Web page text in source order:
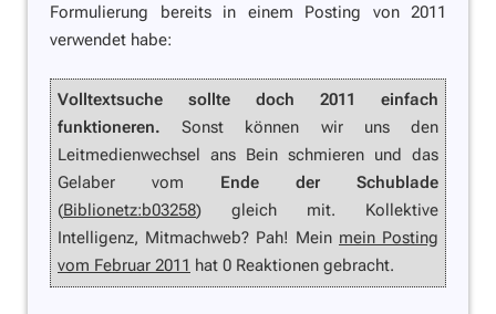
Formulierung bereits in einem Posting von 2011
verwendet habe:
Volltextsuche sollte doch 2011 einfach
funktioneren. Sonst können wir uns den
Leitmedienwechsel ans Bein schmieren und das
Gelaber vom Ende der Schublade
(Biblionetz:b03258) gleich mit. Kollektive
Intelligenz, Mitmachweb? Pah! Mein mein Posting
vom Februar 2011 hat 0 Reaktionen gebracht.